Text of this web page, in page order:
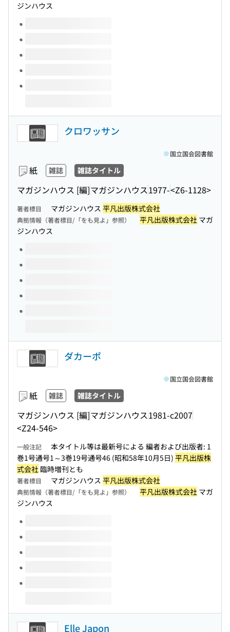
ジンハウス
このタイトルの巻号
クロワッサン
紙 雑誌 雑誌タイトル
マガジンハウス [編]マガジンハウス1977-<Z6-1128>
国立国会図書館
著者標目 マガジンハウス 平凡出版株式会社
典拠情報（著者標目/「をも見よ」参照） 平凡出版株式会社 マガ
ジンハウス
このタイトルの巻号
ダカーポ
紙 雑誌 雑誌タイトル
マガジンハウス [編]マガジンハウス1981-c2007
<Z24-546>
国立国会図書館
一般注記
本タイトル等は最新号による 編者および出版者: 1
巻1号通号1～3巻19号通号46 (昭和58年10月5日) 平凡出版株
式会社 臨時増刊とも
著者標目 マガジンハウス 平凡出版株式会社
典拠情報（著者標目/「をも見よ」参照） 平凡出版株式会社 マガ
ジンハウス
このタイトルの巻号
Elle Japon